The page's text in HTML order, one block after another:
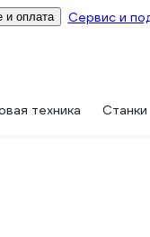
и оплата Сервис и
техника Станки